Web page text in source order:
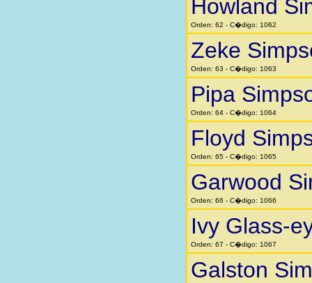
Howland
Orden: 62 - C�digo: 1062
Zeke
Orden: 63 - C�digo: 1063
Pipa
Orden: 64 - C�digo: 1064
Floyd
Orden: 65 - C�digo: 1065
Garwood
Orden: 66 - C�digo: 1066
Ivy Glass-
Orden: 67 - C�digo: 1067
Galston